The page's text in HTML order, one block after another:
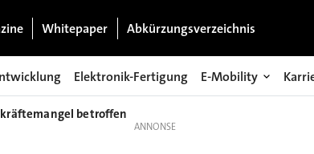
Whitepaper Abkürzungsverzeichnis
Elektronik-Fertigung E-Mobility
betroffen